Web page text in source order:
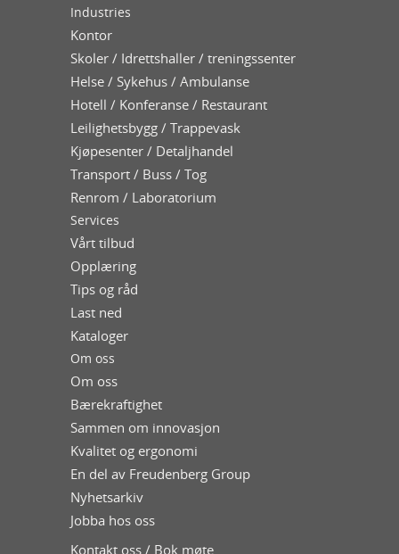
Industries
Kontor
Skoler / Idrettshaller / treningssenter
Helse / Sykehus / Ambulanse
Hotell / Konferanse / Restaurant
Leilighetsbygg / Trappevask
Kjøpesenter / Detaljhandel
Transport / Buss / Tog
Renrom / Laboratorium
Services
Vårt tilbud
Opplæring
Tips og råd
Last ned
Kataloger
Om oss
Om oss
Bærekraftighet
Sammen om innovasjon
Kvalitet og ergonomi
En del av Freudenberg Group
Nyhetsarkiv
Jobba hos oss
Kontakt oss / Bok møte